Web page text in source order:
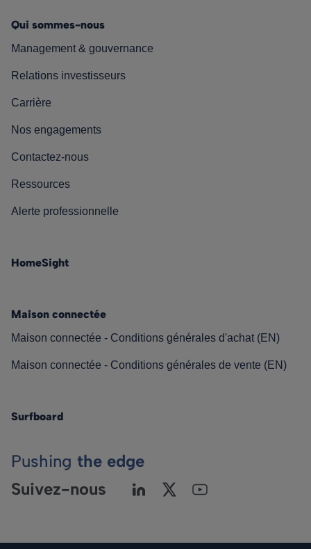
Qui sommes-nous
Management & gouvernance
Relations investisseurs
Carrière
Nos engagements
Contactez-nous
Ressources
Alerte professionnelle
HomeSight
Maison connectée
Maison connectée - Conditions générales d'achat (EN)
Maison connectée - Conditions générales de vente (EN)
Surfboard
Pushing the edge
Suivez-nous